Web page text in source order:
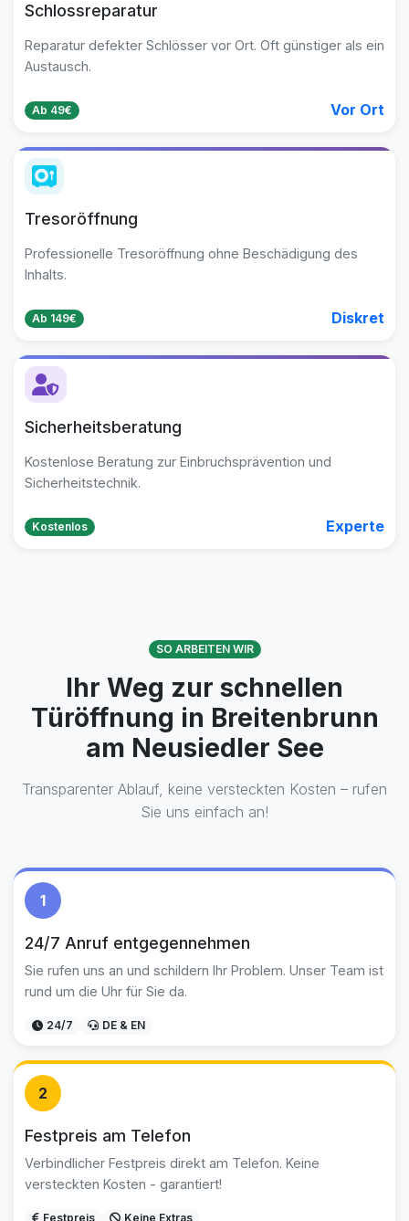
Schlossreparatur
Reparatur defekter Schlösser vor Ort. Oft günstiger als ein
Austausch.
Ab 49€ Vor Ort
Tresoröffnung
Professionelle Tresoröffnung ohne Beschädigung des
Inhalts.
Ab 149€ Diskret
Sicherheitsberatung
Kostenlose Beratung zur Einbruchsprävention und
Sicherheitstechnik.
Kostenlos Experte
SO ARBEITEN WIR
Ihr Weg zur schnellen
Türöffnung in Breitenbrunn
am Neusiedler See
Transparenter Ablauf, keine versteckten Kosten – rufen
Sie uns einfach an!
1
24/7 Anruf entgegennehmen
Sie rufen uns an und schildern Ihr Problem. Unser Team ist
rund um die Uhr für Sie da.
24/7 DE & EN
2
Festpreis am Telefon
Verbindlicher Festpreis direkt am Telefon. Keine
versteckten Kosten - garantiert!
Festpreis Keine Extras